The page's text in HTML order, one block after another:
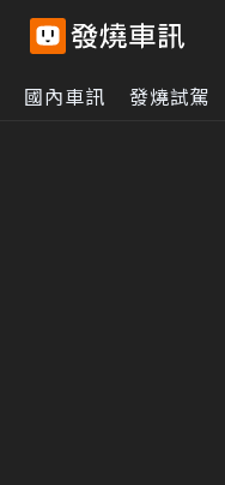
國內車訊 發燒試駕